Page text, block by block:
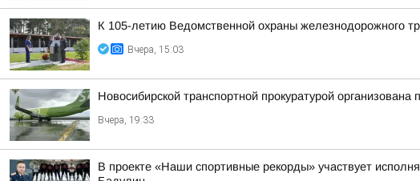
К 105-летию Ведомственной охраны железнодорожного
Вчера, 15:03
Новосибирской транспортной прокуратурой
Вчера, 19:33
В проекте «Наши спортивные рекорды» участвует